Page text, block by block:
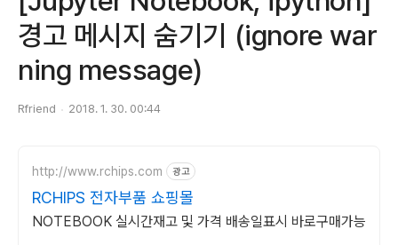
경고 메시지 숨기기 (ignore war
ning message)
Rfriend 2018. 1. 30. 00:44
http://www.rchips.com 광고
RCHIPS 전자부품 쇼핑몰
NOTEBOOK 실시간재고 및 가격 배송일표시 바로구매가능